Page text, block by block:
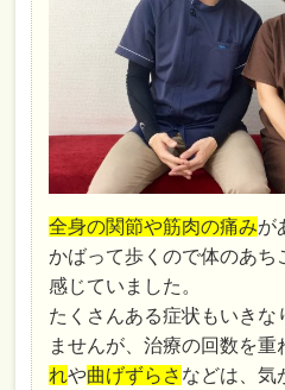
全身の関節や筋肉の痛みが
かばって歩くので体のあち
感じていました。
たくさんある症状もいきな
ませんが、治療の回数を重
れや曲げずらさ などは、気